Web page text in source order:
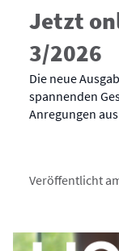
Jetzt
3/2026
Die neue
spannenden
Anregungen
Veröffentlicht